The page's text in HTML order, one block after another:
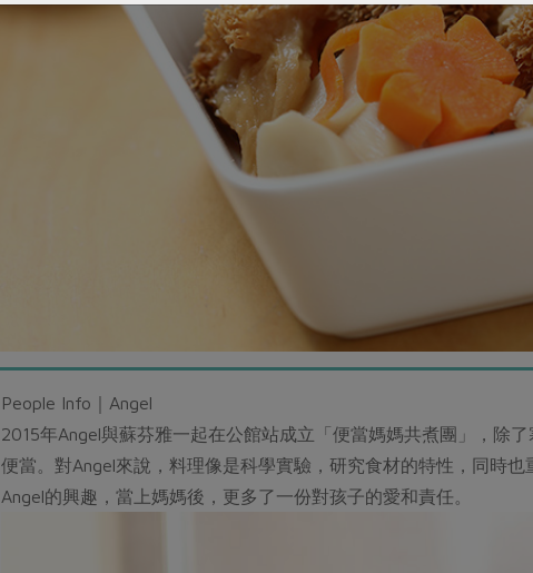
People Info｜Angel
2015年Angel與蘇芬雅一起在公館站成立「便當媽媽共煮團」，除
便當。對Angel來說，料理像是科學實驗，研究食材的特性，同時
Angel的興趣，當上媽媽後，更多了一份對孩子的愛和責任。